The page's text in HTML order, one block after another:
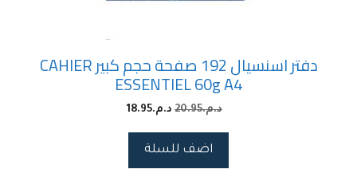
دفتر اسنسيال 192 صفحة حجم كبير CAHIER
ESSENTIEL 60g A4
د.م.20.95 د.م.18.95
اضف للسلة